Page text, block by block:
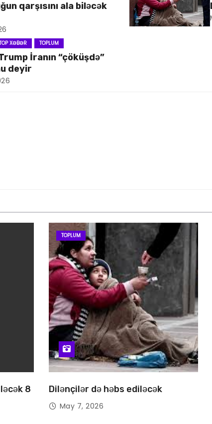
qarşısını ala biləcək
XƏBƏR TOPLUM
İranın “çöküşdə”
deyir
8
TOPLUM
Dilənçilər də həbs ediləcək
May 7, 2026